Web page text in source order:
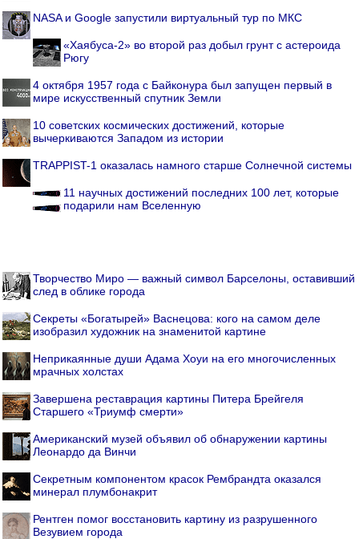
NASA и Google запустили виртуальный тур по МКС
«Хаябуса-2» во второй раз добыл грунт с астероида
Рюгу
4 октября 1957 года с Байконура был запущен первый в
мире искусственный спутник Земли
10 советских космических достижений, которые
вычеркиваются Западом из истории
TRAPPIST-1 оказалась намного старше Солнечной системы
11 научных достижений последних 100 лет, которые
подарили нам Вселенную
Творчество Миро — важный символ Барселоны, оставивший
след в облике города
Секреты «Богатырей» Васнецова: кого на самом деле
изобразил художник на знаменитой картине
Неприкаянные души Адама Хоуи на его многочисленных
мрачных холстах
Завершена реставрация картины Питера Брейгеля
Старшего «Триумф смерти»
Американский музей объявил об обнаружении картины
Леонардо да Винчи
Секретным компонентом красок Рембрандта оказался
минерал плумбонакрит
Рентген помог восстановить картину из разрушенного
Везувием города